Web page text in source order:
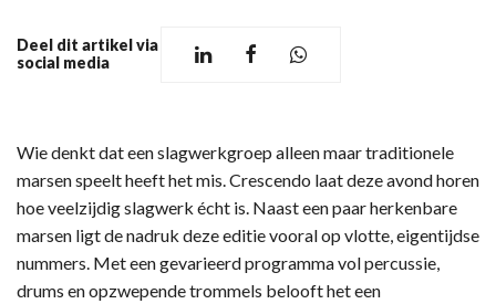
Deel dit artikel via
social media
Wie denkt dat een slagwerkgroep alleen maar traditionele
marsen speelt heeft het mis. Crescendo laat deze avond horen
hoe veelzijdig slagwerk écht is. Naast een paar herkenbare
marsen ligt de nadruk deze editie vooral op vlotte, eigentijdse
nummers. Met een gevarieerd programma vol percussie,
drums en opzwepende trommels belooft het een